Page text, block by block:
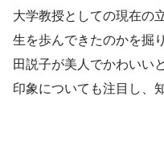
大学教授としての現在の
生を歩んできたのかを掘
田説子が美人でかわいい
印象についても注目し、